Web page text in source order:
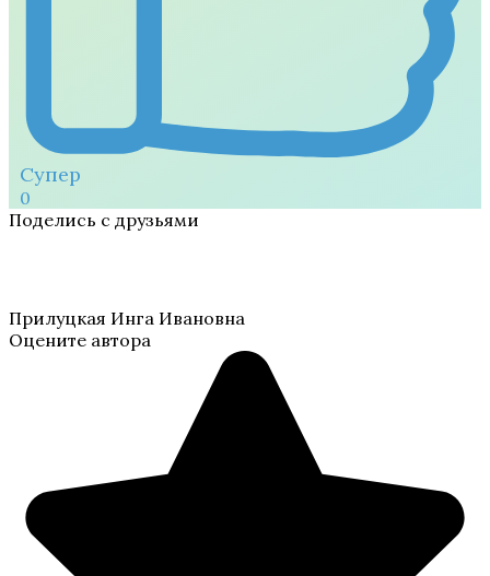
Супер
0
Поделись с друзьями
Прилуцкая Инга Ивановна
Оцените автора